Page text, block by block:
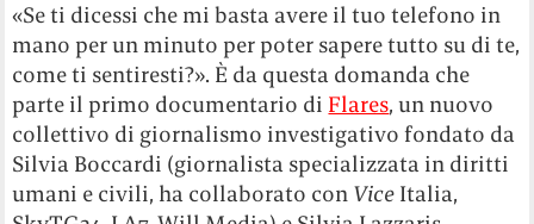
«Se ti dicessi che mi basta avere il tuo telefono in
mano per un minuto per poter sapere tutto su di te,
come ti sentiresti?». È da questa domanda che
parte il primo documentario di Flares, un nuovo
collettivo di giornalismo investigativo fondato da
Silvia Boccardi (giornalista specializzata in diritti
umani e civili, ha collaborato con Vice Italia,